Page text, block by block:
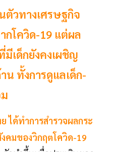
วทางเศรษฐกิจ
กโควิด-19 แต่ผล
เด็กยังคงเผชิญ
น ทั้งการดูแลเด็ก-
ได้ทำการสำรวจผลกระ
คมของวิกฤตโควิด-19